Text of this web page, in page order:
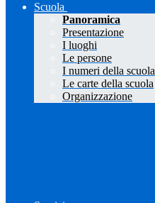
Scuola
Panoramica
Presentazione
I luoghi
Le persone
I numeri della scuola
Le carte della scuola
Organizzazione